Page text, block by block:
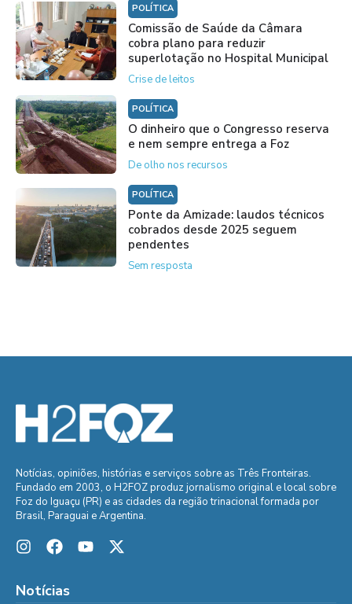
POLÍTICA
Comissão de Saúde da Câmara
cobra plano para reduzir
superlotação no Hospital Municipal
Crise de leitos
POLÍTICA
O dinheiro que o Congresso reserva
e nem sempre entrega a Foz
De olho nos recursos
POLÍTICA
Ponte da Amizade: laudos técnicos
cobrados desde 2025 seguem
pendentes
Sem resposta
Notícias, opiniões, histórias e serviços sobre as Três Fronteiras.
Fundado em 2003, o H2FOZ produz jornalismo original e local sobre
Foz do Iguaçu (PR) e as cidades da região trinacional formada por
Brasil, Paraguai e Argentina.
Notícias